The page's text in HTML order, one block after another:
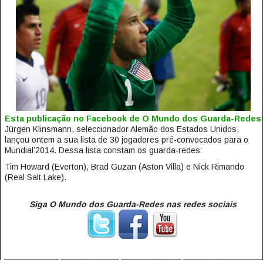
Esta publicação no Facebook de O Mundo dos Guarda-Redes
Jürgen Klinsmann, seleccionador Alemão dos Estados Unidos,
lançou ontem a sua lista de 30 jogadores pré-convocados para o
Mundial’2014. Dessa lista constam os guarda-redes:
Tim Howard (Everton), Brad Guzan (Aston Villa) e Nick Rimando
(Real Salt Lake).
Siga O Mundo dos Guarda-Redes nas redes sociais